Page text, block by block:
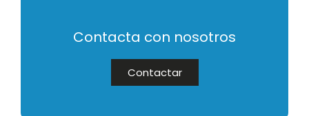
Contacta con nosotros
Contactar